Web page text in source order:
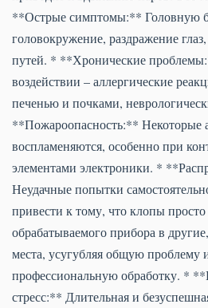
**Острые симптомы:** Головную
головокружение, раздражение
путей. * **Хронические
воздействии – аллергические
печенью и почками,
**Пожароопасность:** Некоторые
воспламеняются, особенно при
элементами электроники. *
Неудачные попытки
привести к тому, что клопы просто
обрабатываемого прибора в
места, усугубляя общую
профессиональную обработку. *
стресс:** Длительная и